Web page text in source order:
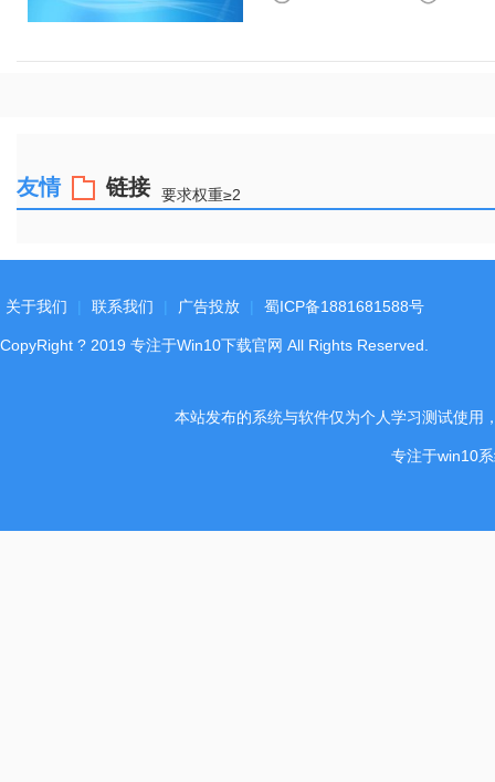
友情 链接 要求权重≥2
关于我们 联系我们 广告投放 蜀ICP备1881681588号
CopyRight ? 2019 专注于Win10下载官网 All Rights Reserved.
本站发布的系统与软件仅为个人学习测试使用
专注于win10